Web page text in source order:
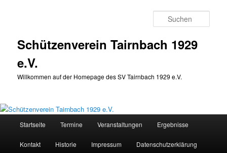
Schützenverein Tairnbach 1929
e.V.
Willkommen auf der Homepage des SV Tairnbach 1929 e.V.
Startseite Termine Veranstaltungen Ergebnisse
Kontakt Historie Impressum Datenschutzerklärung